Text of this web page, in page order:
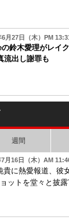
6月27日（木）PM
鈴木愛理がレイ
流出し謝罪も
週間
7月16日（木）AM
貴に熱愛報道、彼
ットを堂々と披露